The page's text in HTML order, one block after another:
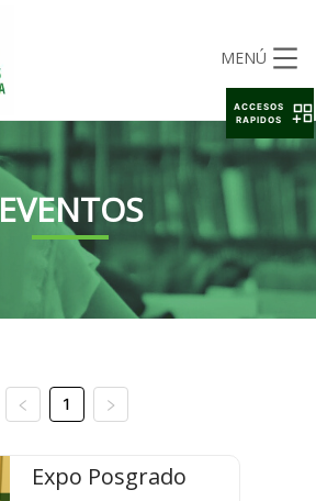
MENÚ
EVENTOS
1
Expo Posgrado
ACCESOS
RAPIDOS